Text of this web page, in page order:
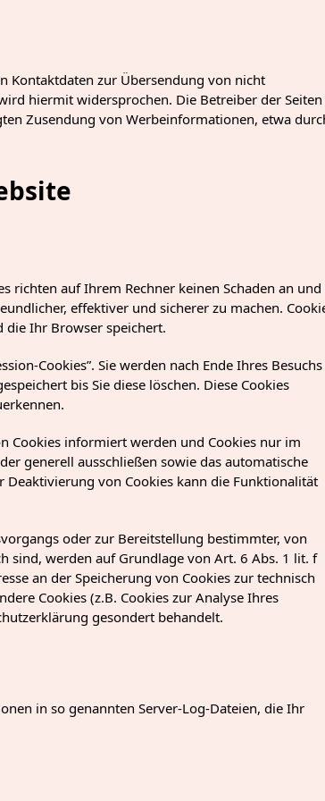
Kontaktdaten zur Übersendung von nicht
hiermit widersprochen. Die Betreiber der Seiten
Zusendung von Werbeinformationen, etwa
richten auf Ihrem Rechner keinen Schaden an und
effektiver und sicherer zu machen.
die Ihr Browser speichert.
Cookies”. Sie werden nach Ende Ihres Besuchs
bis Sie diese löschen. Diese Cookies
Cookies informiert werden und Cookies nur im
generell ausschließen sowie das automatische
Deaktivierung von Cookies kann die Funktionalität
oder zur Bereitstellung bestimmter, von
sind, werden auf Grundlage von Art. 6 Abs. 1 lit. f
an der Speicherung von Cookies zur technisch
Cookies (z.B. Cookies zur Analyse Ihres
gesondert behandelt.
in so genannten Server-Log-Dateien, die Ihr